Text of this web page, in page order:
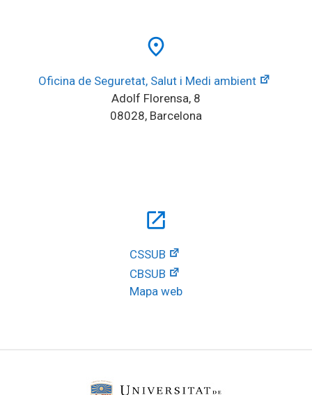
place
Oficina de Seguretat, Salut i Medi ambient
Adolf Florensa, 8
08028, Barcelona
open_in_new
CSSUB
CBSUB
Mapa web